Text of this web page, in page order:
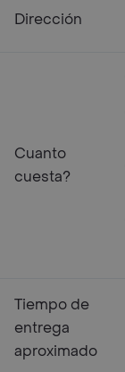
Dirección
Cuanto
cuesta?
Tiempo de
entrega
aproximado